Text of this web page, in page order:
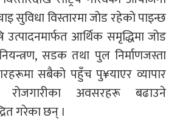
सुविधा विस्तारमा जोड रहेको पाइन्छ
आर्थिक समृद्धिमा जोड
सडक तथा पुल निर्माणजस्ता
सबैको पहुँच पु¥याएर व्यापार
अवसरहरू बढाउने
गरेका छन् ।